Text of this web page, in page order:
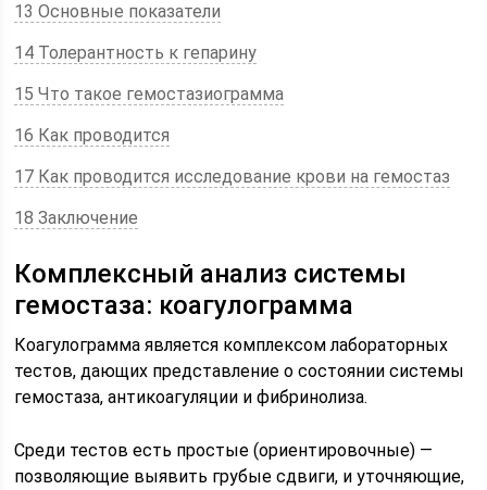
13 Основные показатели
14 Толерантность к гепарину
15 Что такое гемостазиограмма
16 Как проводится
17 Как проводится исследование крови на гемостаз
18 Заключение
Комплексный анализ системы
гемостаза: коагулограмма
Коагулограмма является комплексом лабораторных
тестов, дающих представление о состоянии системы
гемостаза, антикоагуляции и фибринолиза.
Среди тестов есть простые (ориентировочные) —
позволяющие выявить грубые сдвиги, и уточняющие,